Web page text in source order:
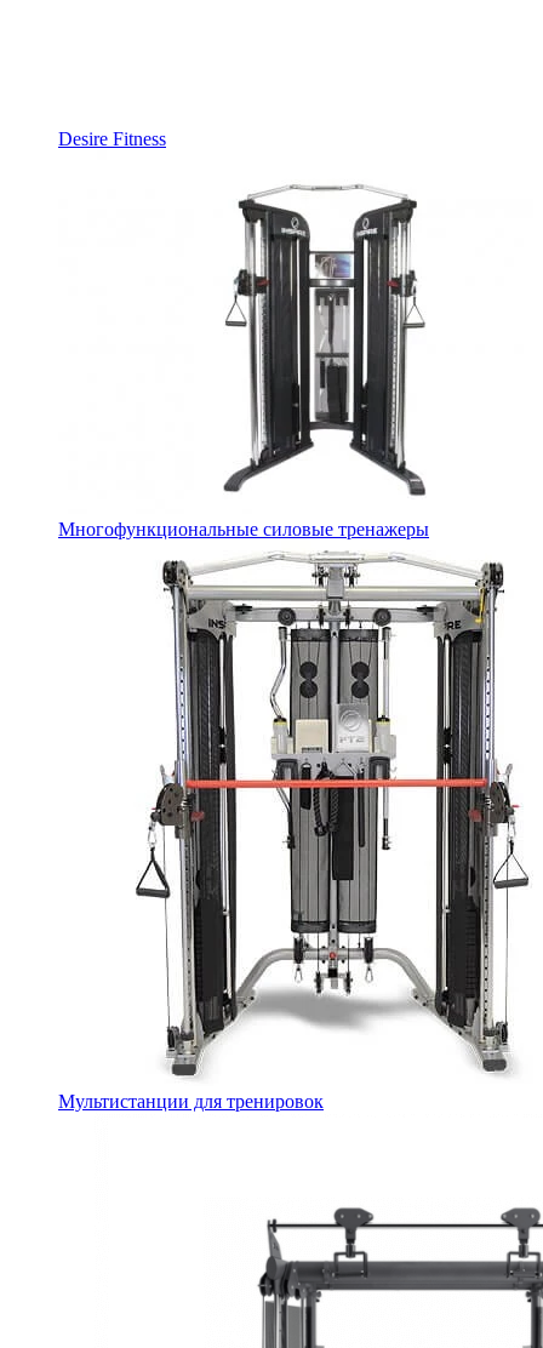
Desire Fitness
Многофункциональные силовые тренажеры
Мультистанции для тренировок